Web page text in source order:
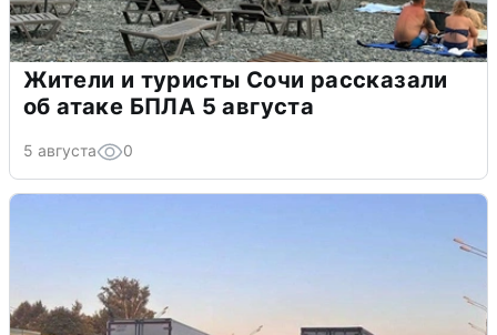
Жители и туристы Сочи рассказали
об атаке БПЛА 5 августа
5 августа 0